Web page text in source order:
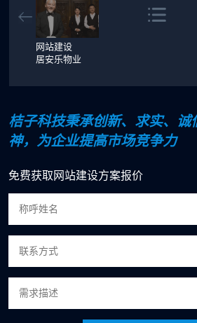
网站建设
居安乐物业
桔子科技秉承创新、求实、
神，为企业提高市场竞争力
免费获取网站建设方案报价